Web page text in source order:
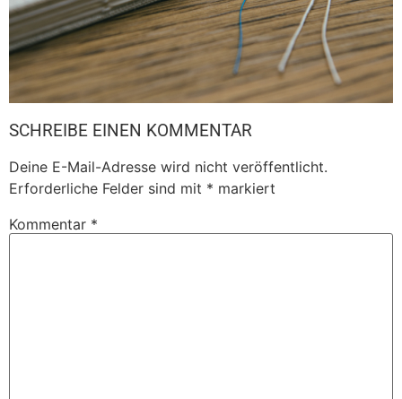
SCHREIBE EINEN KOMMENTAR
Deine E-Mail-Adresse wird nicht veröffentlicht.
Erforderliche Felder sind mit * markiert
Kommentar *